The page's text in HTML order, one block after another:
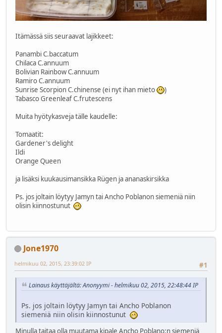
Itämässä siis seuraavat lajikkeet:
Panambi C.baccatum
Chilaca C.annuum
Bolivian Rainbow C.annuum
Ramiro C.annuum
Sunrise Scorpion C.chinense (ei nyt ihan mieto
)
Tabasco Greenleaf C.frutescens
Muita hyötykasveja tälle kaudelle:
Tomaatit:
Gardener's delight
Ildi
Orange Queen
ja lisäksi kuukausimansikka Rügen ja ananaskirsikka
Ps. jos joltain löytyy Jamyn tai Ancho Poblanon siemeniä niin
olisin kiinnostunut
Jone1970
#1
helmikuu 02, 2015, 23:39:02 IP
Lainaus käyttäjältä: Anonyymi - helmikuu 02, 2015, 22:48:44 IP
Ps. jos joltain löytyy Jamyn tai Ancho Poblanon
siemeniä niin olisin kiinnostunut
Minulla taitaa olla muutama kipale Ancho Poblano:n siemeniä